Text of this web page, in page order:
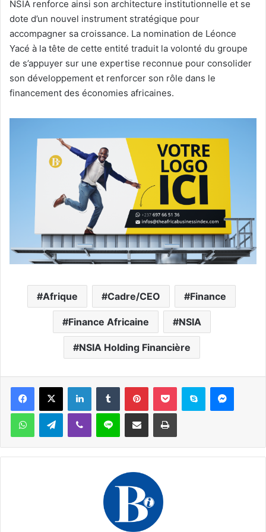
NSIA renforce ainsi son architecture institutionnelle et se
dote d’un nouvel instrument stratégique pour
accompagner sa croissance. La nomination de Léonce
Yacé à la tête de cette entité traduit la volonté du groupe
de s’appuyer sur une expertise reconnue pour consolider
son développement et renforcer son rôle dans le
financement des économies africaines.
Afrique Cadre/CEO Finance
Finance Africaine NSIA
NSIA Holding Financière
Facebook
X LinkedinTumblr PinterestPocket Skype
WhatsAppTelegramViber Ligne Partager par email Imprimer